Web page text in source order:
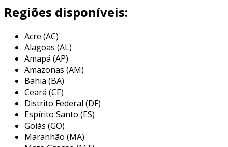
cat5e, cat6 e cat6a, sendo amplamente
utilizados em aplicações residenciais e
empresariais.
esses cabos são compostos por fios trançados
que permitem a comunicação entre
dispositivos, como roteadores, switches e
computadores. a tecnologia de transmissão de
dados evoluiu ao longo dos anos, e os cabos de
rede azul foram projetados para suportar altas
velocidades, essencial em um ambiente
conectado. a construção e o tipo de material
Regiões disponíveis:
Acre (AC)
Alagoas (AL)
Amapá (AP)
Amazonas (AM)
Bahia (BA)
Ceará (CE)
Distrito Federal (DF)
Espírito Santo (ES)
Goiás (GO)
Maranhão (MA)